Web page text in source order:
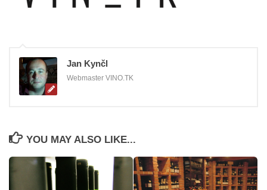
Jan Kynčl
Webmaster VINO.TK
YOU MAY ALSO LIKE...